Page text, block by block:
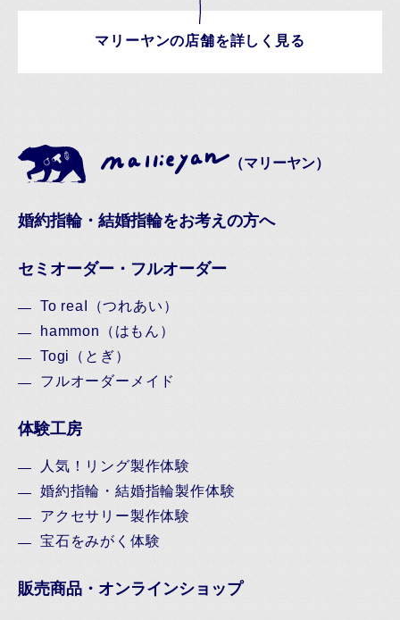
マリーヤンの店舗を詳しく見る
（マリーヤン）
婚約指輪・結婚指輪をお考えの方へ
セミオーダー・フルオーダー
To reaI（つれあい）
hammon（はもん）
Togi（とぎ）
フルオーダーメイド
体験工房
人気！リング製作体験
婚約指輪・結婚指輪製作体験
アクセサリー製作体験
宝石をみがく体験
販売商品・オンラインショップ